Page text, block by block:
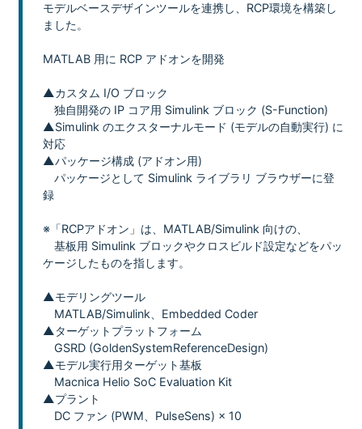
モデルベースデザインツールを連携し、RCP環境を構築し
ました。
MATLAB 用に RCP アドオンを開発
▲カスタム I/O ブロック
独自開発の IP コア用 Simulink ブロック (S-Function)
▲Simulink のエクスターナルモード (モデルの自動実行) に
対応
▲パッケージ構成 (アドオン用)
パッケージとして Simulink ライブラリ ブラウザーに登
録
※「RCPアドオン」は、MATLAB/Simulink 向けの、
基板用 Simulink ブロックやクロスビルド設定などをパッ
ケージしたものを指します。
▲モデリングツール
MATLAB/Simulink、Embedded Coder
▲ターゲットプラットフォーム
GSRD (GoldenSystemReferenceDesign)
▲モデル実行用ターゲット基板
Macnica Helio SoC Evaluation Kit
▲プラント
DC ファン (PWM、PulseSens) × 10